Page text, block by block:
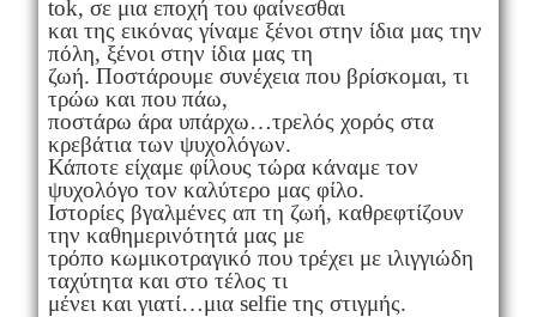
tok, σε μια εποχή του φαίνεσθαι
και της εικόνας γίναμε ξένοι στην ίδια μας την
πόλη, ξένοι στην ίδια μας τη
ζωή. Ποστάρουμε συνέχεια που βρίσκομαι, τι
τρώω και που πάω,
ποστάρω άρα υπάρχω…τρελός χορός στα
κρεβάτια των ψυχολόγων.
Κάποτε είχαμε φίλους τώρα κάναμε τον
ψυχολόγο τον καλύτερο μας φίλο.
Ιστορίες βγαλμένες απ τη ζωή, καθρεφτίζουν
την καθημερινότητά μας με
τρόπο κωμικοτραγικό που τρέχει με ιλιγγιώδη
ταχύτητα και στο τέλος τι
μένει και γιατί…μια selfie της στιγμής.